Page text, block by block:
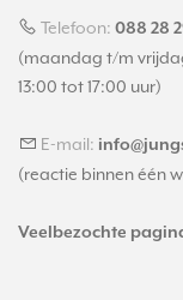
Telefoon: 088 28
(maandag t/m
13:00 tot 17:00 uur)
E-mail:
(reactie binnen één
Veelbezochte